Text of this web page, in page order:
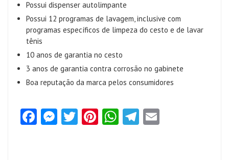
Possui dispenser autolimpante
Possui 12 programas de lavagem, inclusive com
programas específicos de limpeza do cesto e de lavar
tênis
10 anos de garantia no cesto
3 anos de garantia contra corrosão no gabinete
Boa reputação da marca pelos consumidores
Fa M T Pi W Te